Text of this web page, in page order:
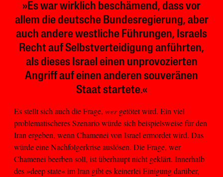
»Es war wirklich beschämend, dass vor
allem die deutsche Bundesregierung, aber
auch andere westliche Führungen, Israels
Recht auf Selbstverteidigung anführten,
als dieses Israel einen unprovozierten
Angriff auf einen anderen souveränen
Staat startete.«
Es stellt sich auch die Frage, wergetötet wird. Ein viel
problematischeres Szenario würde sich beispielsweise für den
Iran ergeben, wenn Chamenei von Israel ermordet wird. Das
würde eine Nachfolgerkrise auslösen. Die Frage, wer
Chamenei beerben soll, ist überhaupt nicht geklärt. Innerhalb
des »deep state« im Iran gibt es keinerlei Einigung darüber,